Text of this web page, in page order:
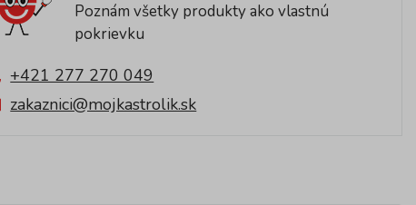
Poznám všetky produkty ako vlastnú
pokrievku
+421 277 270 049
zakaznici@mojkastrolik.sk